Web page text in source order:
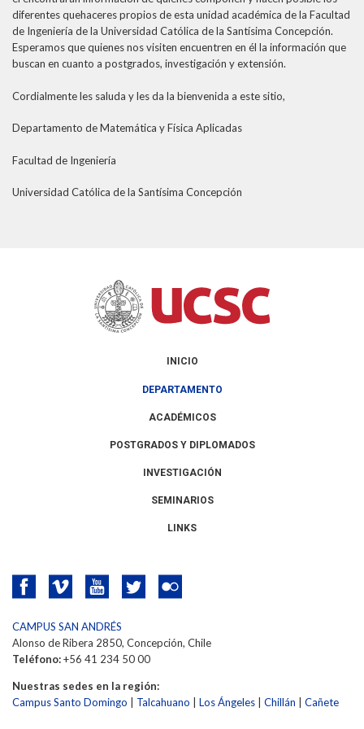
THEP Group
diferentes quehaceres propios de esta unidad académica de la Facultad
de Ingeniería de la Universidad Católica de la Santísima Concepción.
Esperamos que quienes nos visiten encuentren en él la información que
buscan en cuanto a postgrados, investigación y extensión.
Cordialmente les saluda y les da la bienvenida a este sitio,
Departamento de Matemática y Física Aplicadas
Facultad de Ingeniería
Universidad Católica de la Santísima Concepción
INICIO
DEPARTAMENTO
ACADÉMICOS
POSTGRADOS Y DIPLOMADOS
INVESTIGACIÓN
SEMINARIOS
LINKS
CAMPUS SAN ANDRÉS
Alonso de Ribera 2850, Concepción, Chile
Teléfono:+56 41 234 50 00
Nuestras sedes en la región:
Campus Santo Domingo
Talcahuano Los Ángeles Chillán Cañete